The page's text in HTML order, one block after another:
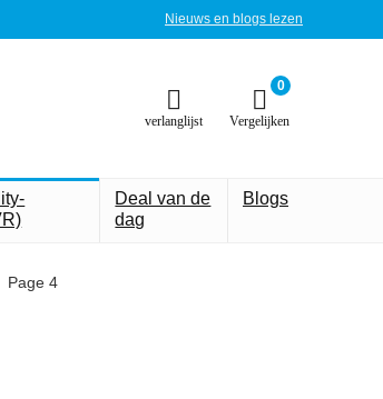
Nieuws en blogs lezen
verlanglijst
0
Vergelijken
Deal van de
dag
Blogs
Page 4